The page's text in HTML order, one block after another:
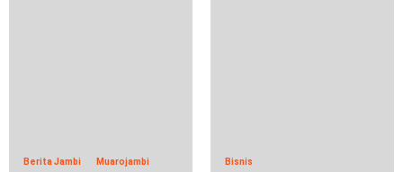
Berita Jambi Muarojambi Bisnis